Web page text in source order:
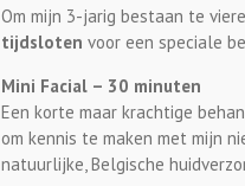
Om mijn 3-jarig bestaan te
tijdsloten voor een speciale
Mini Facial – 30 minuten
Een korte maar krachtige
om kennis te maken met mijn
natuurlijke, Belgische